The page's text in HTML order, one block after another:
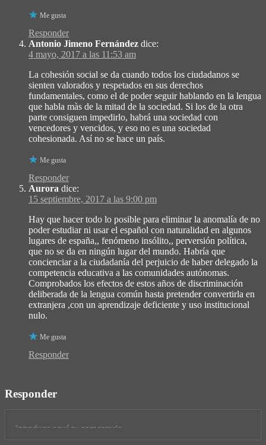
Me gusta
Responder
Antonio Jimeno Fernández dice:
4 mayo, 2017 a las 11:53 am
La cohesión social se da cuando todos los ciudadanos se
sienten valorados y respetados en sus derechos
fundamentales, como el de poder seguir hablando en la lengua
que habla màs de la mitad de la sociedad. Si los de la otra
parte consiguen impedirlo, habrá una sociedad con
vencedores y vencidos, y eso no es una sociedad
cohesionada. Así no se hace un país.
Me gusta
Responder
Aurora dice:
15 septiembre, 2017 a las 9:00 pm
Hay que hacer todo lo posible para eliminar la anomalía de no
poder estudiar ni usar el español con naturalidad en algunos
lugares de españa,, fenómeno insólito,, perversión política,
que no se da en ningún lugar del mundo. Habría que
concienciar a la ciudadanía del perjuicio de haber delegado la
competencia educativa a las comunidades autónomas.
Comprobados los efectos de estos años de discriminación
deliberada de la lengua común hasta pretender convertirla en
extranjera ,con un aprendizaje deficiente y uso institucional
nulo.
Me gusta
Responder
Responder